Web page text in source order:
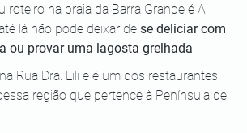
roteiro na praia da Barra Grande é A
lá não pode deixar de se deliciar com
ou provar uma lagosta grelhada
Rua Dra. Lili e é um dos restaurantes
região que pertence à Península de